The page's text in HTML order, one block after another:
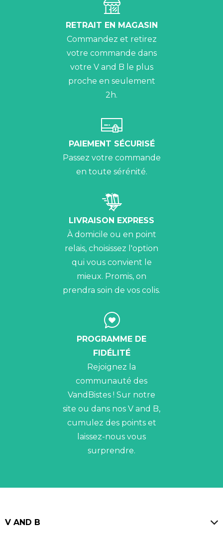
RETRAIT EN MAGASIN
Commandez et retirez
votre commande dans
votre V and B le plus
proche en seulement
2h.
PAIEMENT SÉCURISÉ
Passez votre commande
en toute sérénité.
LIVRAISON EXPRESS
À domicile ou en point
relais, choisissez l'option
qui vous convient le
mieux. Promis, on
prendra soin de vos colis.
PROGRAMME DE
FIDÉLITÉ
Rejoignez la
communauté des
VandBistes ! Sur notre
site ou dans nos V and B,
cumulez des points et
laissez-nous vous
surprendre.
V AND B